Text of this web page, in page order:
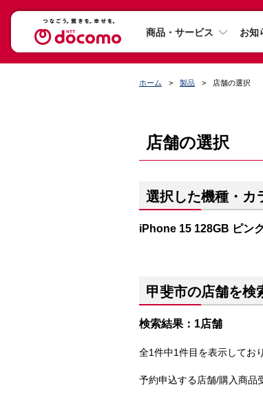
商品・サービス お知
ホーム 製品 店舗の選択
店舗の選択
選択した機種・カ
iPhone 15 128GB ピンク
甲斐市の店舗を検
検索結果：1店舗
全1件中1件目を表示してお
予約申込する店舗/購入商品